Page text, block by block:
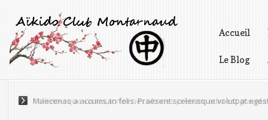
Accueil
Le Blog
Maecenas a accumsan felis. Praesent scelerisque volutpat